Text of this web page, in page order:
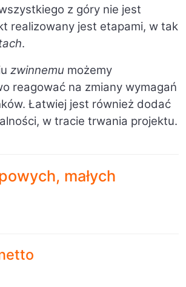
z góry nie jest
realizowany jest etapami, w tak
.
zwinnemu możemy
reagować na zmiany wymagań
Łatwiej jest również dodać
w tracie trwania projektu.
małych